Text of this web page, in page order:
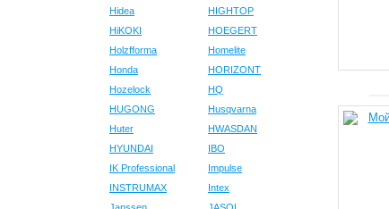
Hidea
HIGHTOP
HiKOKI
HOEGERT
Holzfforma
Homelite
Honda
HORIZONT
Hozelock
HQ
HUGONG
Husqvarna
Huter
HWASDAN
HYUNDAI
IBO
IK Professional
Impulse
INSTRUMAX
Intex